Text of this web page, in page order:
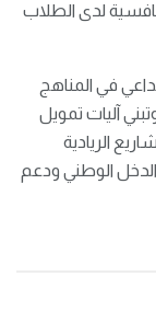
لدى الطلاب
في المناهج
آليات تمويل
الريادية
الوطني ودعم